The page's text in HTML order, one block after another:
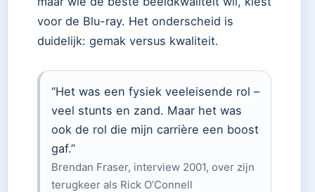
voor de Blu-ray. Het onderscheid is
duidelijk: gemak versus kwaliteit.
“Het was een fysiek veeleisende rol –
veel stunts en zand. Maar het was
ook de rol die mijn carrière een boost
gaf.”
Brendan Fraser, interview 2001, over zijn
terugkeer als Rick O’Connell